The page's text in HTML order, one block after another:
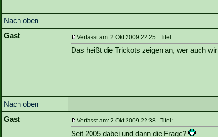
Nach oben
Gast
Verfasst am: 2 Okt 2009 22:25 Titel:
Das heißt die Trickots zeigen an, wer auch
Nach oben
Gast
Verfasst am: 2 Okt 2009 22:38 Titel:
Seit 2005 dabei und dann die Frage?